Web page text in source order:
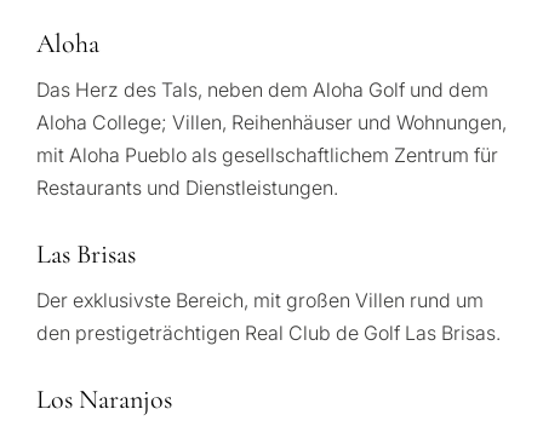
Aloha
Das Herz des Tals, neben dem Aloha Golf und dem
Aloha College; Villen, Reihenhäuser und Wohnungen,
mit Aloha Pueblo als gesellschaftlichem Zentrum für
Restaurants und Dienstleistungen.
Las Brisas
Der exklusivste Bereich, mit großen Villen rund um
den prestigeträchtigen Real Club de Golf Las Brisas.
Los Naranjos